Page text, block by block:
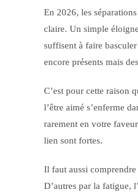
En 2026, les
claire. Un simple
suffisent à faire
encore présents mais
C’est pour cette raison
l’être aimé s’enferme
rarement en votre
lien sont fortes.
Il faut aussi comprendre
D’autres par la fatigue,